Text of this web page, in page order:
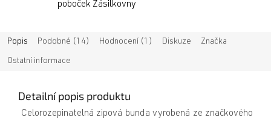
poboček Zásilkovny
Popis Podobné (14) Hodnocení (1) Diskuze Značka
Ostatní informace
Detailní popis produktu
Celorozepinatelná zipová bunda vyrobená ze značkového